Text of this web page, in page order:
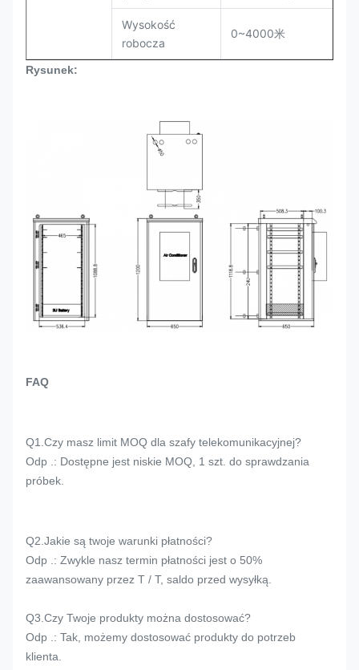
Wysokość
robocza
0~4000米
Rysunek:
FAQ
Q1.Czy masz limit MOQ dla szafy telekomunikacyjnej?
Odp .: Dostępne jest niskie MOQ, 1 szt. do sprawdzania
próbek.
Q2.Jakie są twoje warunki płatności?
Odp .: Zwykle nasz termin płatności jest o 50%
zaawansowany przez T / T, saldo przed wysyłką.
Q3.Czy Twoje produkty można dostosować?
Odp .: Tak, możemy dostosować produkty do potrzeb
klienta.